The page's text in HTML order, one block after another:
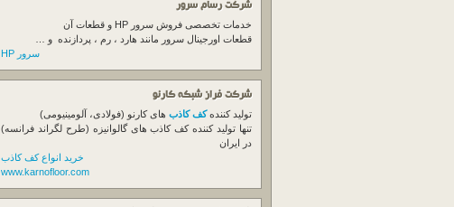
شرکت رسام سرور
خدمات تخصصی فروش سرور
قطعات اورجینال سرور مانند هارد ، رم ، پردازنده و …
سرور HP
شرکت فراز شبکه کارنو
تولید کنندهکف کاذب های کارنو (فولادی، آلومینیومی)
تنها تولید کننده کف کاذب های گالوانیزه (طرح لگراند فرانسه)
در ایران
خرید انواع کف کاذب
www.karnofloor.com